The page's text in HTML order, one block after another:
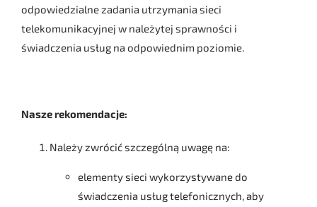
odpowiedzialne zadania utrzymania sieci
telekomunikacyjnej w należytej sprawności i
świadczenia usług na odpowiednim poziomie.
Nasze rekomendacje:
Należy zwrócić szczególną uwagę na:
elementy sieci wykorzystywane do
świadczenia usług telefonicznych, aby